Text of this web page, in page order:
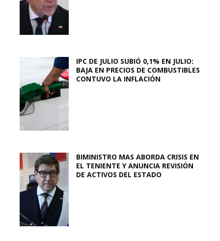
IPC DE JULIO SUBIÓ 0,1% EN JULIO:
BAJA EN PRECIOS DE COMBUSTIBLES
CONTUVO LA INFLACIÓN
BIMINISTRO MAS ABORDA CRISIS EN
EL TENIENTE Y ANUNCIA REVISIÓN
DE ACTIVOS DEL ESTADO